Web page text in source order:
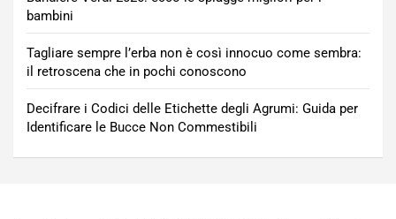
bambini
Tagliare sempre l’erba non è così innocuo come sembra:
il retroscena che in pochi conoscono
Decifrare i Codici delle Etichette degli Agrumi: Guida per
Identificare le Bucce Non Commestibili